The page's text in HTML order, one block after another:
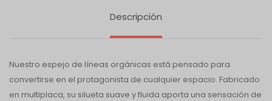
Descripción
Nuestro espejo de líneas orgánicas está pensado para
convertirse en el protagonista de cualquier espacio. Fabricado
en multiplaca, su silueta suave y fluida aporta una sensación de